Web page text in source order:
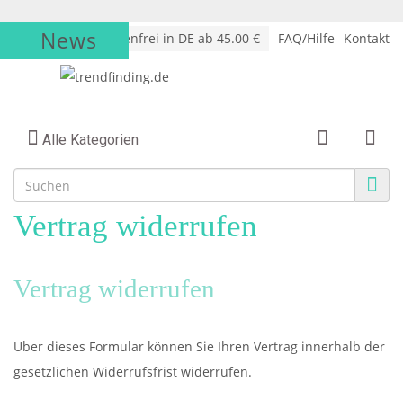
√Versandkostenfrei in DE ab 45.00 € FAQ/Hilfe Kontakt
News
Alle Kategorien
Vertrag widerrufen
Vertrag widerrufen
Über dieses Formular können Sie Ihren Vertrag innerhalb der
gesetzlichen Widerrufsfrist widerrufen.